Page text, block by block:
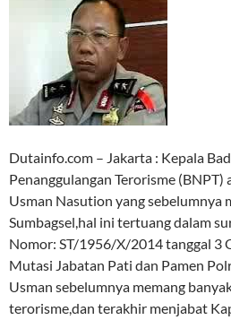
Dutainfo.com – Jakarta : Kepala
Penanggulangan Terorisme (BNPT)
Usman Nasution yang sebelumnya
Sumbagsel,hal ini tertuang dalam
Nomor: ST/1956/X/2014 tanggal 3
Mutasi Jabatan Pati dan Pamen
Usman sebelumnya memang
terorisme,dan terakhir menjabat